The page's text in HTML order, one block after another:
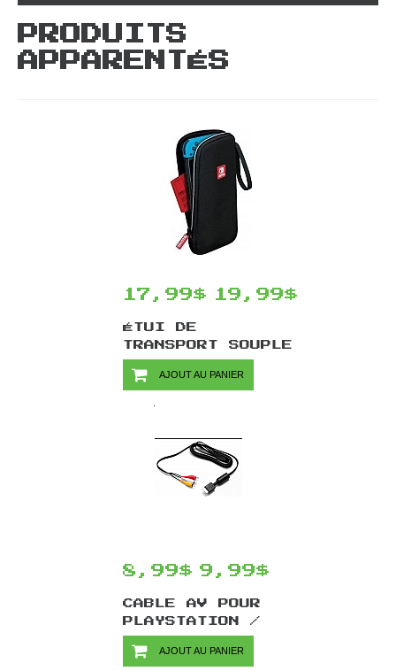
PRODUITS
APPARENTÉS
17,99$ 19,99$
ÉTUI DE
TRANSPORT SOUPLE
POUR NINTENDO
SWITCH / OLED
AJOUT AU PANIER
8,99$ 9,99$
CABLE AV POUR
PLAYSTATION /
PS1 / PS2 /
PS3 OFFICIEL
AJOUT AU PANIER